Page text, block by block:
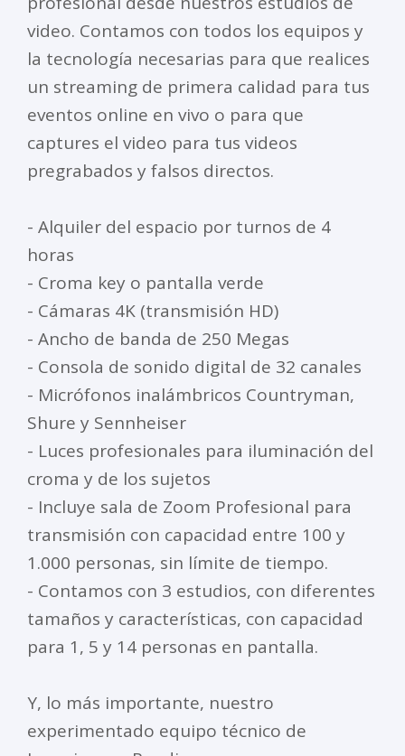
video. Contamos con todos los equipos y
la tecnología necesarias para que realices
un streaming de primera calidad para tus
eventos online en vivo o para que
captures el video para tus videos
pregrabados y falsos directos.
- Alquiler del espacio por turnos de 4
horas
- Croma key o pantalla verde
- Cámaras 4K (transmisión HD)
- Ancho de banda de 250 Megas
- Consola de sonido digital de 32 canales
- Micrófonos inalámbricos Countryman,
Shure y Sennheiser
- Luces profesionales para iluminación del
croma y de los sujetos
- Incluye sala de Zoom Profesional para
transmisión con capacidad entre 100 y
1.000 personas, sin límite de tiempo.
- Contamos con 3 estudios, con diferentes
tamaños y características, con capacidad
para 1, 5 y 14 personas en pantalla.
Y, lo más importante, nuestro
experimentado equipo técnico de